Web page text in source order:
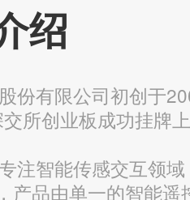
绍
份有限公司初创于
所创业板成功挂牌
注智能传感交互领
产品由单一的智能遥